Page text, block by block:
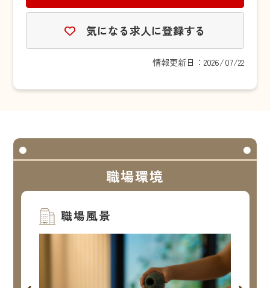
気になる求人に登録する
情報更新日：2026/07/22
職場環境
職場風景